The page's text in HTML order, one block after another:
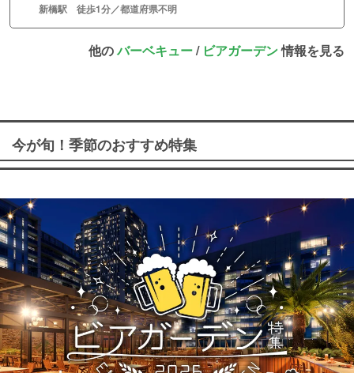
新橋駅 徒歩1分／都道府県不明
他のバーベキュー/ ビアガーデン情報を見る
今が旬！季節のおすすめ特集